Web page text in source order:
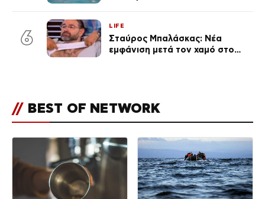
πατέρα και τα κενά στους
ισχυρισμούς του ιδιοκτήτη του
beach bar
6
LIFE
Σταύρος Μπαλάσκας: Νέα
εμφάνιση μετά τον χαμό στο
// BEST OF NETWORK